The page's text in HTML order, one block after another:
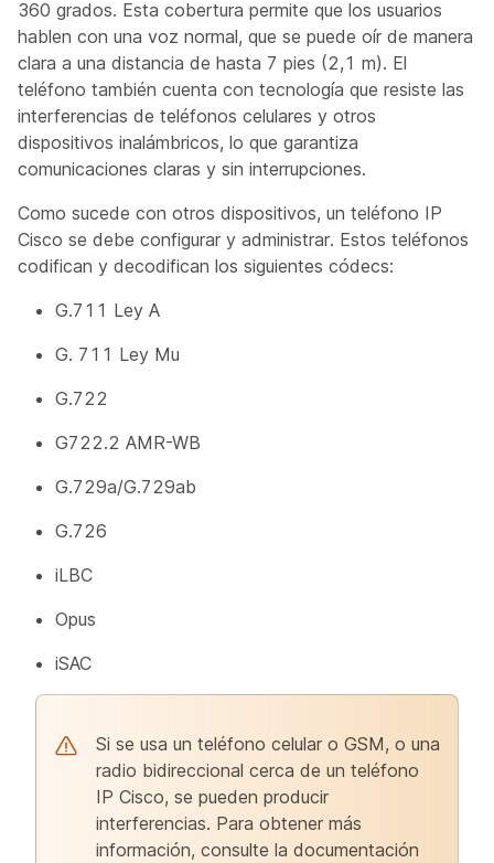
360 grados. Esta cobertura permite que los usuarios
hablen con una voz normal, que se puede oír de manera
clara a una distancia de hasta 7 pies (2,1 m). El
teléfono también cuenta con tecnología que resiste las
interferencias de teléfonos celulares y otros
dispositivos inalámbricos, lo que garantiza
comunicaciones claras y sin interrupciones.
Como sucede con otros dispositivos, un teléfono IP
Cisco se debe configurar y administrar. Estos teléfonos
codifican y decodifican los siguientes códecs:
G.711 Ley A
G. 711 Ley Mu
G.722
G722.2 AMR-WB
G.729a/G.729ab
G.726
iLBC
Opus
iSAC
Si se usa un teléfono celular o GSM, o una
radio bidireccional cerca de un teléfono
IP Cisco, se pueden producir
interferencias. Para obtener más
información, consulte la documentación